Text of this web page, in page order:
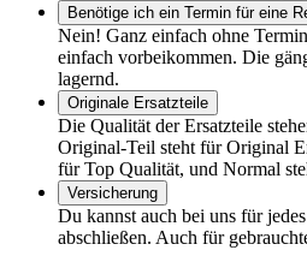
Benötige ich ein Termin für eine
Nein! Ganz einfach ohne
einfach vorbeikommen. Die
lagernd.
Originale Ersatzteile
Die Qualität der Ersatzteile
Original-Teil steht für Original
für Top Qualität, und Normal
Versicherung
Du kannst auch bei uns für
abschließen. Auch für